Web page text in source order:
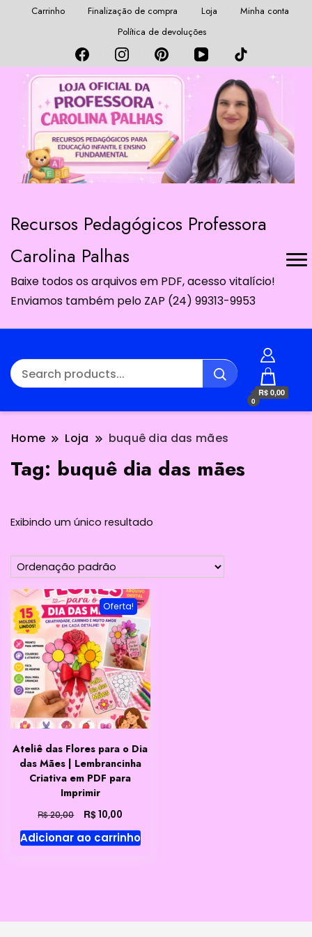
Carrinho Finalização de compra Loja
Minha conta
Política de devoluções
Recursos Pedagógicos Professora
Carolina Palhas
Baixe todos os arquivos em PDF, acesso vitalício!
Enviamos também pelo ZAP (24) 99313-9953
0
R$ 0,00
Home Loja buquê dia das mães
Tag: buquê dia das mães
Exibindo um único resultado
Oferta!
Ateliê das Flores para o Dia
das Mães | Lembrancinha
Criativa em PDF para
Imprimir
R$20,00
preço
original
R$10,00
preço
atual
Adicionar ao carrinho